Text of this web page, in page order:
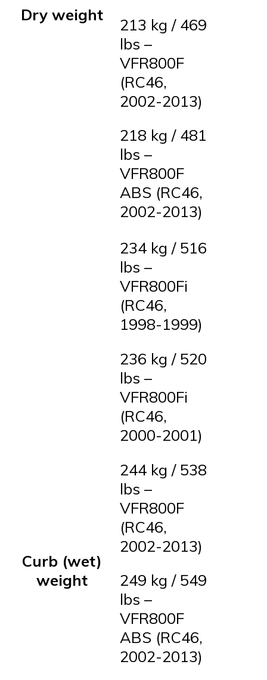
Dry weight
213 kg / 469
lbs –
VFR800F
(RC46,
2002-2013)
218 kg / 481
lbs –
VFR800F
ABS (RC46,
2002-2013)
Curb (wet)
weight
234 kg / 516
lbs –
VFR800Fi
(RC46,
1998-1999)
236 kg / 520
lbs –
VFR800Fi
(RC46,
2000-2001)
244 kg / 538
lbs –
VFR800F
(RC46,
2002-2013)
249 kg / 549
lbs –
VFR800F
ABS (RC46,
2002-2013)